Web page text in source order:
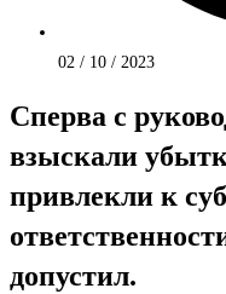
02 / 10 / 2023
Сперва с
взыскали
привлекли к
допустил.